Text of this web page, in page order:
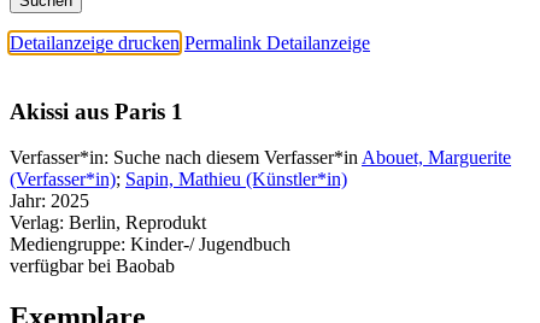
Detailanzeige drucken Permalink Detailanzeige
Akissi aus Paris 1
Verfasser*in: Suche nach diesem Verfasser*in Abouet, Marguerite
(Verfasser*in); Sapin, Mathieu (Künstler*in)
Jahr: 2025
Verlag: Berlin, Reprodukt
Mediengruppe: Kinder-/ Jugendbuch
verfügbar bei Baobab